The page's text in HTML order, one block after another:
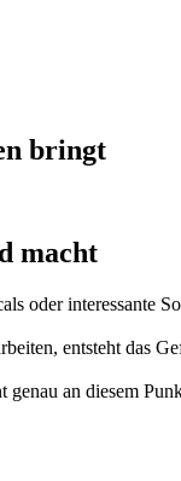
bringt
macht
oder interessante
entsteht das
genau an diesem